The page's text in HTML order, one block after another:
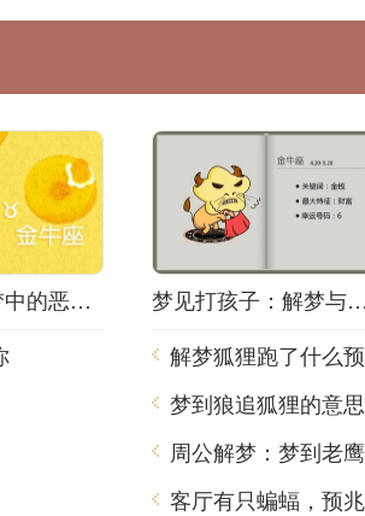
梦境之谜：梦中的恶梦该如何解梦？
梦见打孩子：解梦与心理分析
解梦狐狸跑了什么
梦到狼追狐狸的意
周公解梦：梦到老
客厅有只蝙蝠，预